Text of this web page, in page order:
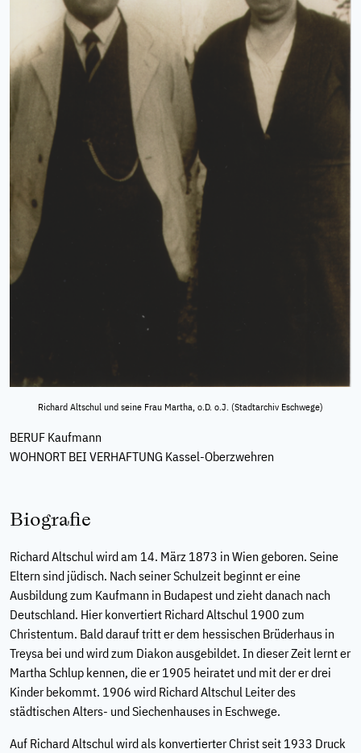
Richard Altschul und seine Frau Martha, o.D. o.J. (Stadtarchiv Eschwege)
BERUF Kaufmann
WOHNORT BEI VERHAFTUNG Kassel-Oberzwehren
Biografie
Richard Altschul wird am 14. März 1873 in Wien geboren. Seine
Eltern sind jüdisch. Nach seiner Schulzeit beginnt er eine
Ausbildung zum Kaufmann in Budapest und zieht danach nach
Deutschland. Hier konvertiert Richard Altschul 1900 zum
Christentum. Bald darauf tritt er dem hessischen Brüderhaus in
Treysa bei und wird zum Diakon ausgebildet. In dieser Zeit lernt er
Martha Schlup kennen, die er 1905 heiratet und mit der er drei
Kinder bekommt. 1906 wird Richard Altschul Leiter des
städtischen Alters- und Siechenhauses in Eschwege.
Auf Richard Altschul wird als konvertierter Christ seit 1933 Druck